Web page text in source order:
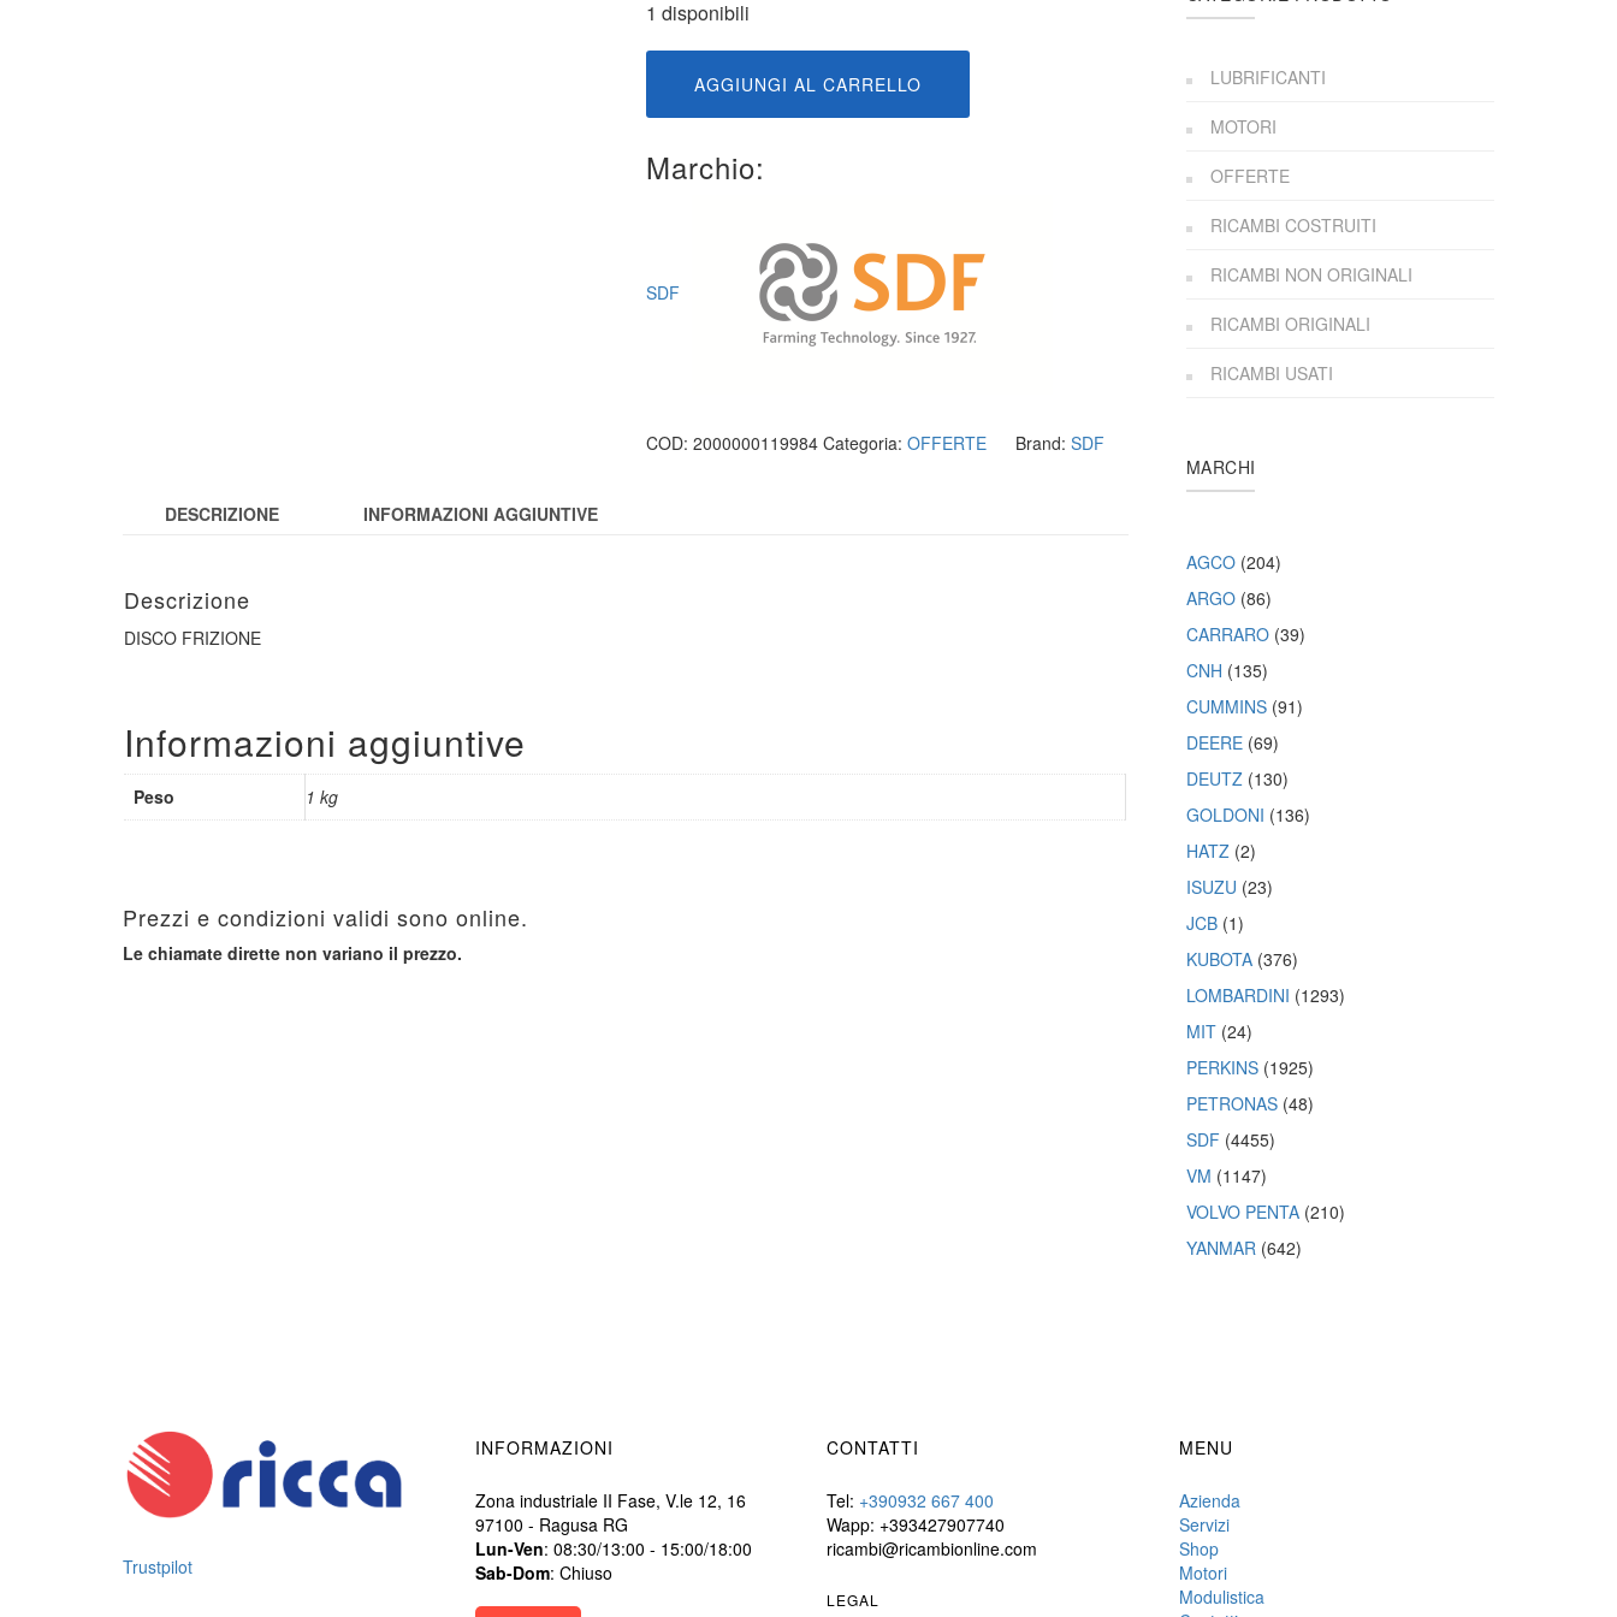
1 disponibili
quantitàAGGIUNGI AL CARRELLO
Marchio:
SDF
COD: 2000000119984 Categoria: OFFERTE Brand: SDF
DESCRIZIONE INFORMAZIONI AGGIUNTIVE
Descrizione
DISCO FRIZIONE
Informazioni aggiuntive
Peso 1 kg
Prezzi e condizioni validi sono online.
Le chiamate dirette non variano il prezzo.
LUBRIFICANTI
MOTORI
OFFERTE
RICAMBI COSTRUITI
RICAMBI NON ORIGINALI
RICAMBI ORIGINALI
RICAMBI USATI
MARCHI
AGCO (204)
ARGO (86)
CARRARO (39)
CNH (135)
CUMMINS (91)
DEERE (69)
DEUTZ (130)
GOLDONI (136)
HATZ (2)
ISUZU (23)
JCB (1)
KUBOTA (376)
LOMBARDINI (1293)
MIT (24)
PERKINS (1925)
PETRONAS (48)
SDF (4455)
VM (1147)
VOLVO PENTA (210)
YANMAR (642)
Trustpilot
INFORMAZIONI
Zona industriale II Fase, V.le 12, 16
97100 - Ragusa RG
Lun-Ven: 08:30/13:00 - 15:00/18:00
Sab-Dom: Chiuso
CONTATTI
Tel: +390932 667 400
Wapp: +393427907740
ricambi@ricambionline.com
LEGAL
MENU
Azienda
Servizi
Shop
Motori
Modulistica